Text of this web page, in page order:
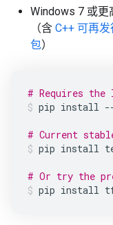
Windows 7 或更
（含 C++ 可再
包）
# Requires
pip install
# Current
pip install
# Or try the
pip install